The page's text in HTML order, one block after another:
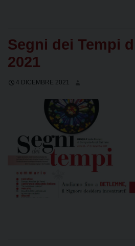
Segni dei Tempi
2021
4 DICEMBRE 2021